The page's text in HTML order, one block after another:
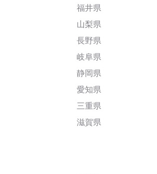
福井県
山梨県
長野県
岐阜県
静岡県
愛知県
三重県
滋賀県